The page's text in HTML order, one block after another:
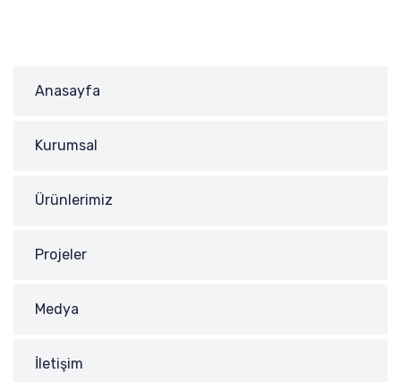
Anasayfa
Kurumsal
Ürünlerimiz
Projeler
Medya
İletişim